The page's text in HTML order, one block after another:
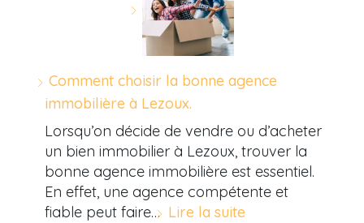
Comment choisir la bonne agence
immobilière à Lezoux.
Lorsqu’on décide de vendre ou d’acheter
un bien immobilier à Lezoux, trouver la
bonne agence immobilière est essentiel.
En effet, une agence compétente et
fiable peut faire… Lire la suite